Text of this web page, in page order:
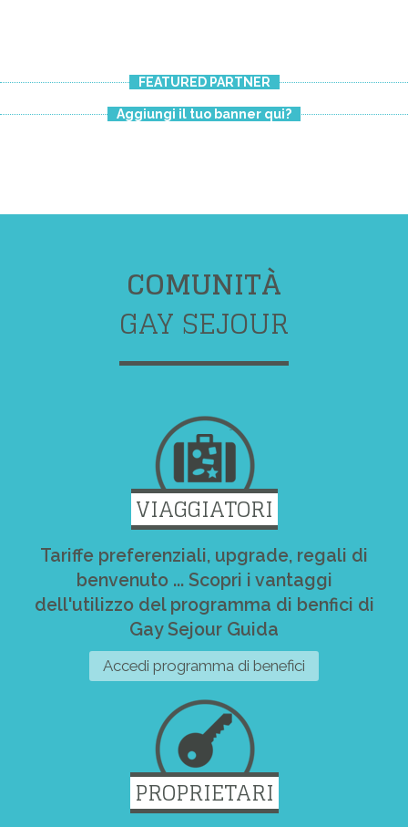
FEATURED PARTNER
Aggiungi il tuo banner qui?
COMUNITÀ
GAY SEJOUR
VIAGGIATORI
Tariffe preferenziali, upgrade, regali di
benvenuto ... Scopri i vantaggi
dell'utilizzo del programma di benfici di
Gay Sejour Guida
Accedi programma di benefici
PROPRIETARI